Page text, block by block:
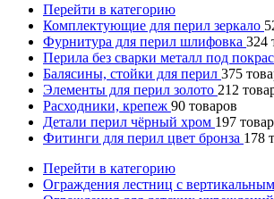
Перейти в категорию
Комплектующие для перил зеркало
Фурнитура для перил шлифовка 324
Перила без сварки металл под
Балясины, стойки для перил 375
Элементы для перил золото 212
Расходники, крепеж 90 товаров
Детали перил чёрный хром 197
Фитинги для перил цвет бронза 178
Перейти в категорию
Ограждения лестниц с